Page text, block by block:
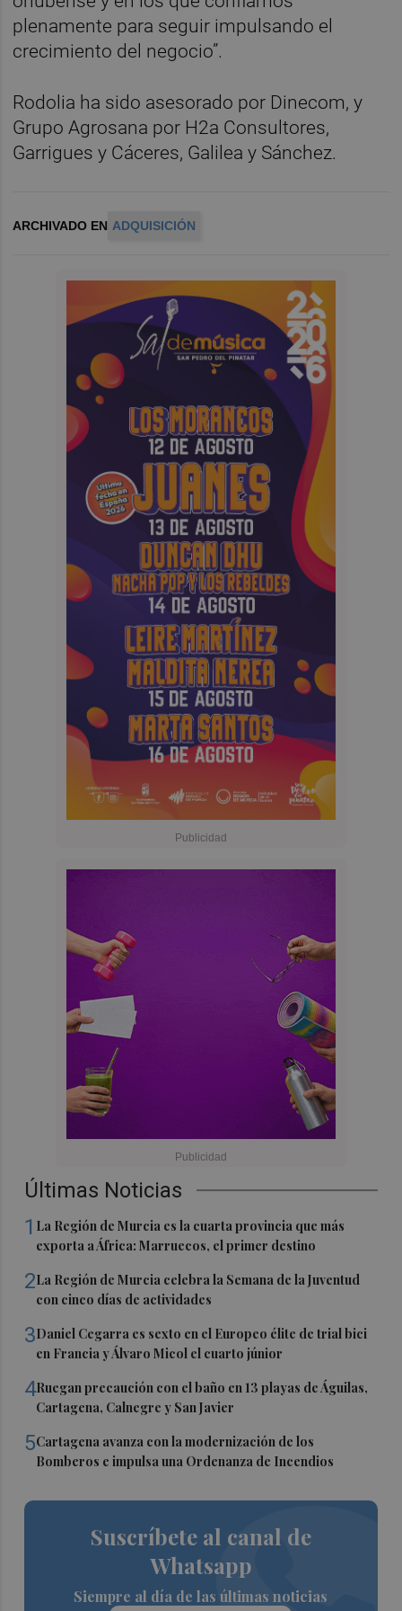
Últimas Noticias
1 La Región de Murcia es la cuarta provincia que más
exporta a África: Marruecos, el primer destino
2La Región de Murcia celebra la Semana de la Juventud
con cinco días de actividades
3Daniel Cegarra es sexto en el Europeo élite de trial bici
en Francia y Álvaro Micol el cuarto júnior
4Ruegan precaución con el baño en 13 playas de Águilas,
Cartagena, Calnegre y San Javier
5Cartagena avanza con la modernización de los
Bomberos e impulsa una Ordenanza de Incendios
Suscríbete al canal de
Whatsapp
Siempre al día de las últimas noticias
plenamente para seguir impulsando el
crecimiento del negocio”.
Rodolia ha sido asesorado por Dinecom, y
Grupo Agrosana por H2a Consultores,
Garrigues y Cáceres, Galilea y Sánchez.
ARCHIVADO EN ADQUISICIÓN